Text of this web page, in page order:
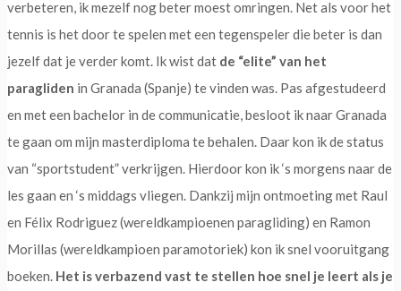
verbeteren, ik mezelf nog beter moest omringen. Net als voor het
tennis is het door te spelen met een tegenspeler die beter is dan
jezelf dat je verder komt. Ik wist dat de “elite” van het
paragliden in Granada (Spanje) te vinden was. Pas afgestudeerd
en met een bachelor in de communicatie, besloot ik naar Granada
te gaan om mijn masterdiploma te behalen. Daar kon ik de status
van “sportstudent” verkrijgen. Hierdoor kon ik ‘s morgens naar de
les gaan en ‘s middags vliegen. Dankzij mijn ontmoeting met Raul
en Félix Rodriguez (wereldkampioenen paragliding) en Ramon
Morillas (wereldkampioen paramotoriek) kon ik snel vooruitgang
boeken. Het is verbazend vast te stellen hoe snel je leert als je